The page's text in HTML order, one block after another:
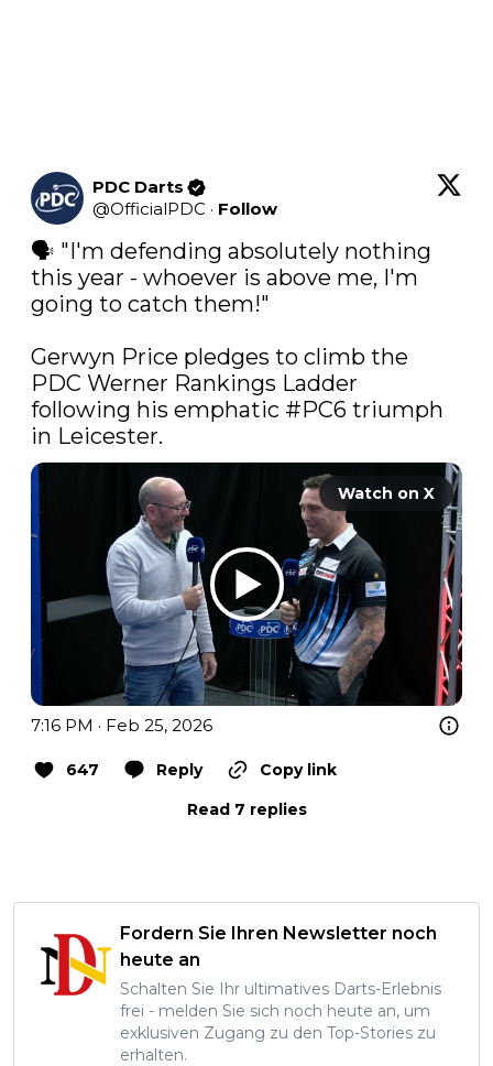
PDC Darts
@OfficialPDC · Follow
🗣️ "I'm defending absolutely nothing
this year - whoever is above me, I'm
going to catch them!"
Gerwyn Price pledges to climb the
PDC Werner Rankings Ladder
following his emphatic #PC6 triumph
in Leicester.
Watch on X
7:16 PM · Feb 25, 2026
647 Reply
Copy link
Read 7 replies
Fordern Sie Ihren Newsletter noch
heute an
Schalten Sie Ihr ultimatives Darts-Erlebnis
frei - melden Sie sich noch heute an, um
exklusiven Zugang zu den Top-Stories zu
erhalten.